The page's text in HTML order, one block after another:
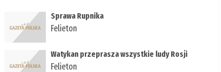
Sprawa Rupnika
Felieton
Watykan przeprasza wszystkie ludy Rosji
Felieton